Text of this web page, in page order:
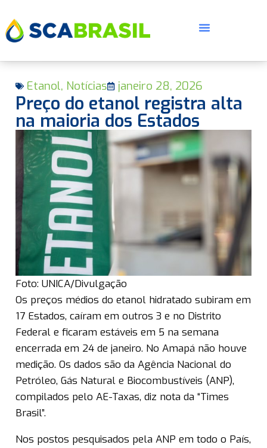
Etanol, Notícias janeiro 28, 2026
Preço do etanol registra alta
na maioria dos Estados
Foto: UNICA/Divulgação
Os preços médios do etanol hidratado subiram em
17 Estados, caíram em outros 3 e no Distrito
Federal e ficaram estáveis em 5 na semana
encerrada em 24 de janeiro. No Amapá não houve
medição. Os dados são da Agência Nacional do
Petróleo, Gás Natural e Biocombustíveis (ANP),
compilados pelo AE-Taxas, diz nota da “Times
Brasil”.
Nos postos pesquisados pela ANP em todo o País,